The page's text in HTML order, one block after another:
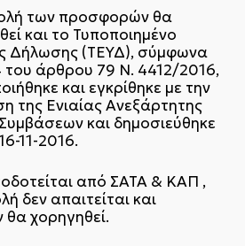
των προσφορών θα
και το Τυποποιημένο
Δήλωσης (ΤΕΥΔ), σύμφωνα
του άρθρου 79 Ν. 4412/2016,
και εγκρίθηκε με την
της Ενιαίας Ανεξάρτητης
και δημοσιεύθηκε
11-2016.
από ΣΑΤΑ & ΚΑΠ ,
δεν απαιτείται και
χορηγηθεί.